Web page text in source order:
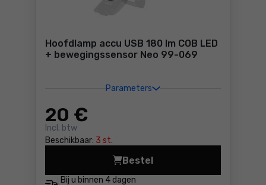
Hoofdlamp accu USB 180 lm COB LED
+ bewegingssensor Neo 99-069
Parameters
20 €
Incl. btw
Beschikbaar: 3 st.
Bij u binnen 4 dagen
Bestel
Hoofdlamp accu USB 180